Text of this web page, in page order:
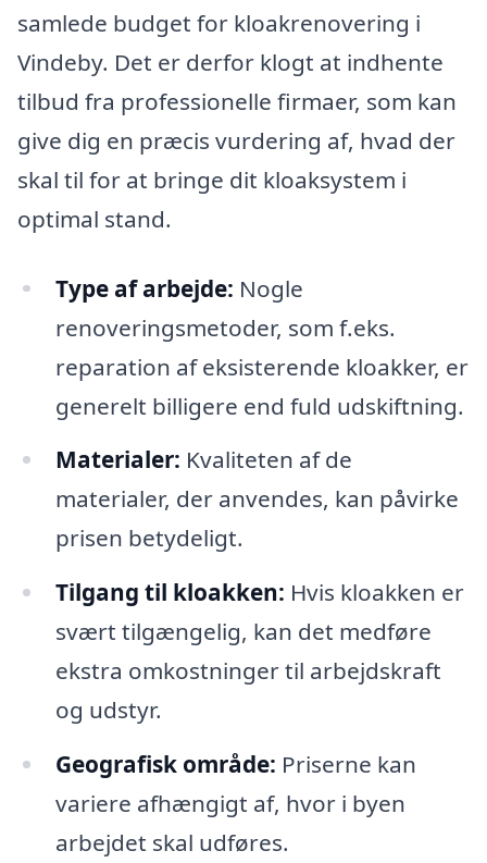
samlede budget for kloakrenovering i
Vindeby. Det er derfor klogt at indhente
tilbud fra professionelle firmaer, som kan
give dig en præcis vurdering af, hvad der
skal til for at bringe dit kloaksystem i
optimal stand.
Type af arbejde: Nogle
renoveringsmetoder, som f.eks.
reparation af eksisterende kloakker, er
generelt billigere end fuld udskiftning.
Materialer: Kvaliteten af de
materialer, der anvendes, kan påvirke
prisen betydeligt.
Tilgang til kloakken: Hvis kloakken er
svært tilgængelig, kan det medføre
ekstra omkostninger til arbejdskraft
og udstyr.
Geografisk område: Priserne kan
variere afhængigt af, hvor i byen
arbejdet skal udføres.